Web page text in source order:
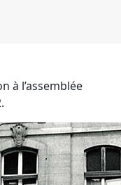
à l’assemblée